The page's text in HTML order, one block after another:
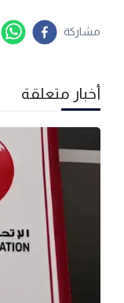
مشاركة
أخبار متعلقة